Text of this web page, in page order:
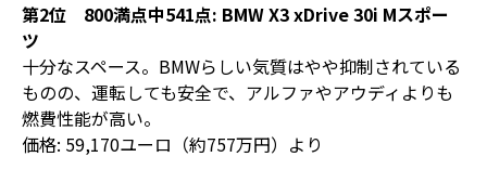
第2位 800満点中541点: BMW X3 xDrive 30i Mスポー
ツ
十分なスペース。BMWらしい気質はやや抑制されている
ものの、運転しても安全で、アルファやアウディよりも
燃費性能が高い。
価格: 59,170ユーロ（約757万円）より